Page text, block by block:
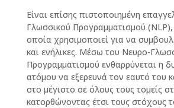
Είναι επίσης πιστοποιημένη
Γλωσσικού Προγραμματισμού (NLP),
οποία χρησιμοποιεί για να
και ενήλικες. Μέσω του Νευρο-
Προγραμματισμού ενθαρρύνεται η
ατόμου να εξερευνά τον εαυτό του
στο μέγιστο σε όλους τους τομείς
κατορθώνοντας έτσι τους στόχους